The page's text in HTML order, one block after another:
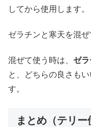
してから使用します。
ゼラチンと寒天を混ぜ
混ぜて使う時は、 ゼ
と、どちらの良さも
す。
まとめ（テリ